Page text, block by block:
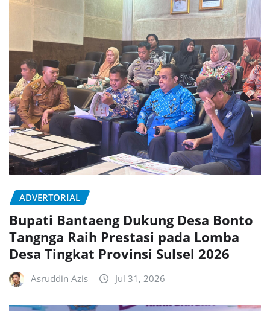
ADVERTORIAL
Bupati Bantaeng Dukung Desa Bonto
Tangnga Raih Prestasi pada Lomba
Desa Tingkat Provinsi Sulsel 2026
Asruddin Azis Jul 31, 2026